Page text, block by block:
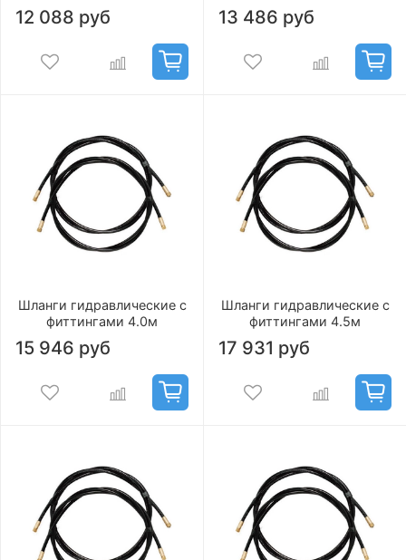
12 088 руб 13 486 руб
Шланги гидравлические с
фиттингами 4.0м
15 946 руб
Шланги гидравлические с
фиттингами 4.5м
17 931 руб